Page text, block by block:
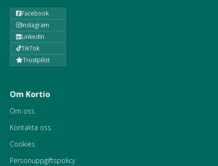
Facebook
Instagram
LinkedIn
TikTok
Trustpilot
Om Kortio
Om oss
Kontakta oss
Cookies
Personuppgiftspolicy